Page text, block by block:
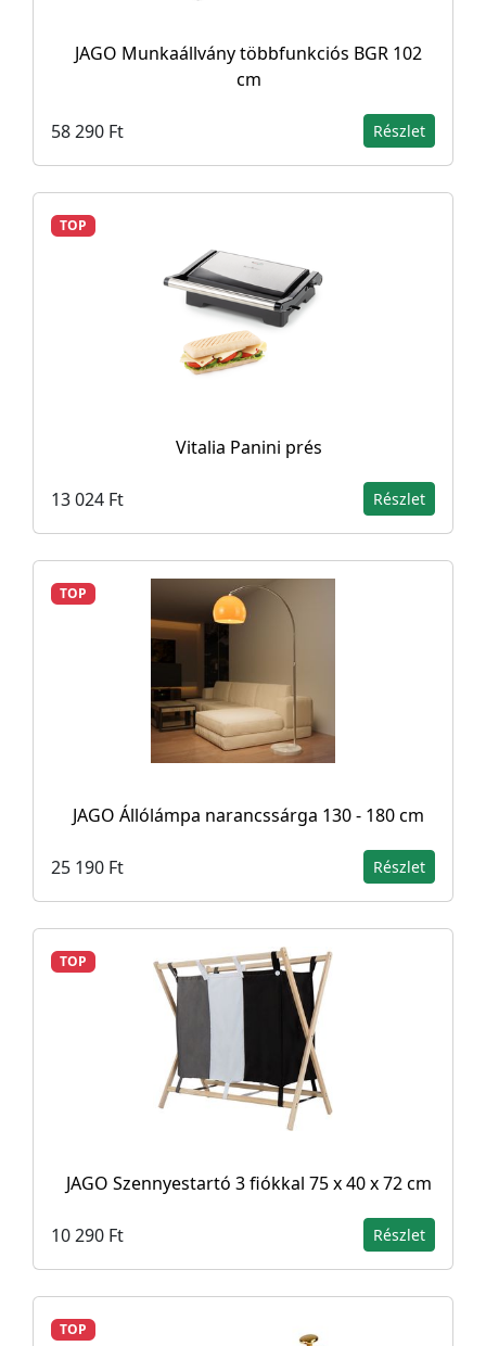
JAGO Munkaállvány többfunkciós BGR 102
cm
58 290 Ft Részlet
TOP
Vitalia Panini prés
13 024 Ft Részlet
TOP
JAGO Állólámpa narancssárga 130 - 180 cm
25 190 Ft Részlet
TOP
JAGO Szennyestartó 3 fiókkal 75 x 40 x 72 cm
10 290 Ft Részlet
TOP